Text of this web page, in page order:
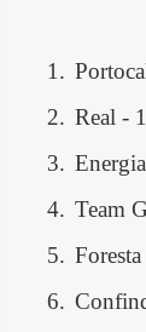
1.
2. Real -
3.
4. Team
5.
6.